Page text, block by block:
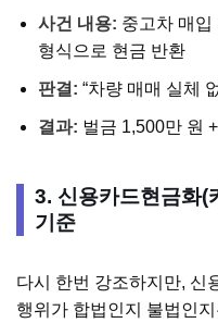
사건 내용: 중고차 매입
형식으로 현금 반환
판결: “차량 매매 실체
결과: 벌금 1,500만 원
3. 신용카드현금화(
기준
다시 한번 강조하지만, 신
행위가 합법인지 불법인